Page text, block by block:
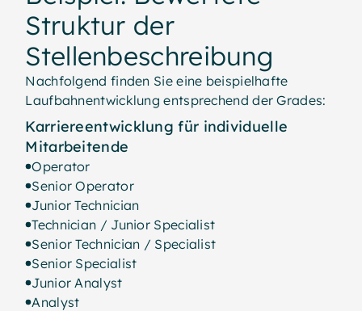
Struktur der
Stellenbeschreibung
Nachfolgend finden Sie eine beispielhafte
Laufbahnentwicklung entsprechend der Grades:
Karriereentwicklung für individuelle
Mitarbeitende
Operator
Senior Operator
Junior Technician
Technician / Junior Specialist
Senior Technician / Specialist
Senior Specialist
Junior Analyst
Analyst